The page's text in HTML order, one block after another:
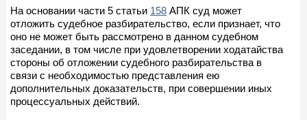
На основании части 5 статьи 158 АПК суд может
отложить судебное разбирательство, если признает, что
оно не может быть рассмотрено в данном судебном
заседании, в том числе при удовлетворении ходатайства
стороны об отложении судебного разбирательства в
связи с необходимостью представления ею
дополнительных доказательств, при совершении иных
процессуальных действий.